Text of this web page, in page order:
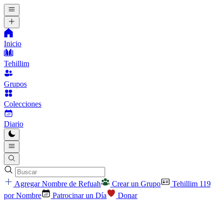
Inicio
Tehillim
Grupos
Colecciones
Diario
Agregar Nombre de Refuah Crear un Grupo
Tehillim 119
por Nombre
Patrocinar un Día Donar